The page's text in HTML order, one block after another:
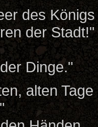
des Königs
der Stadt!"
Dinge."
alten Tage